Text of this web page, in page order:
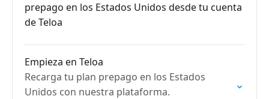
prepago en los Estados Unidos desde tu cuenta
de Teloa
Empieza en Teloa
Recarga tu plan prepago en los Estados
Unidos con nuestra plataforma.